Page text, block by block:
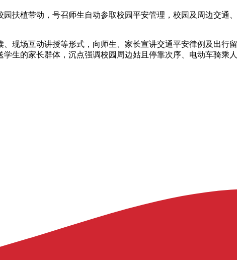
植带动，号召师生自动参取校园平安管理，校园及周边交通
场互动讲授等形式，向师生、家长宣讲交通平安律例及出行
生的家长群体，沉点强调校园周边姑且停靠次序、电动车骑乘